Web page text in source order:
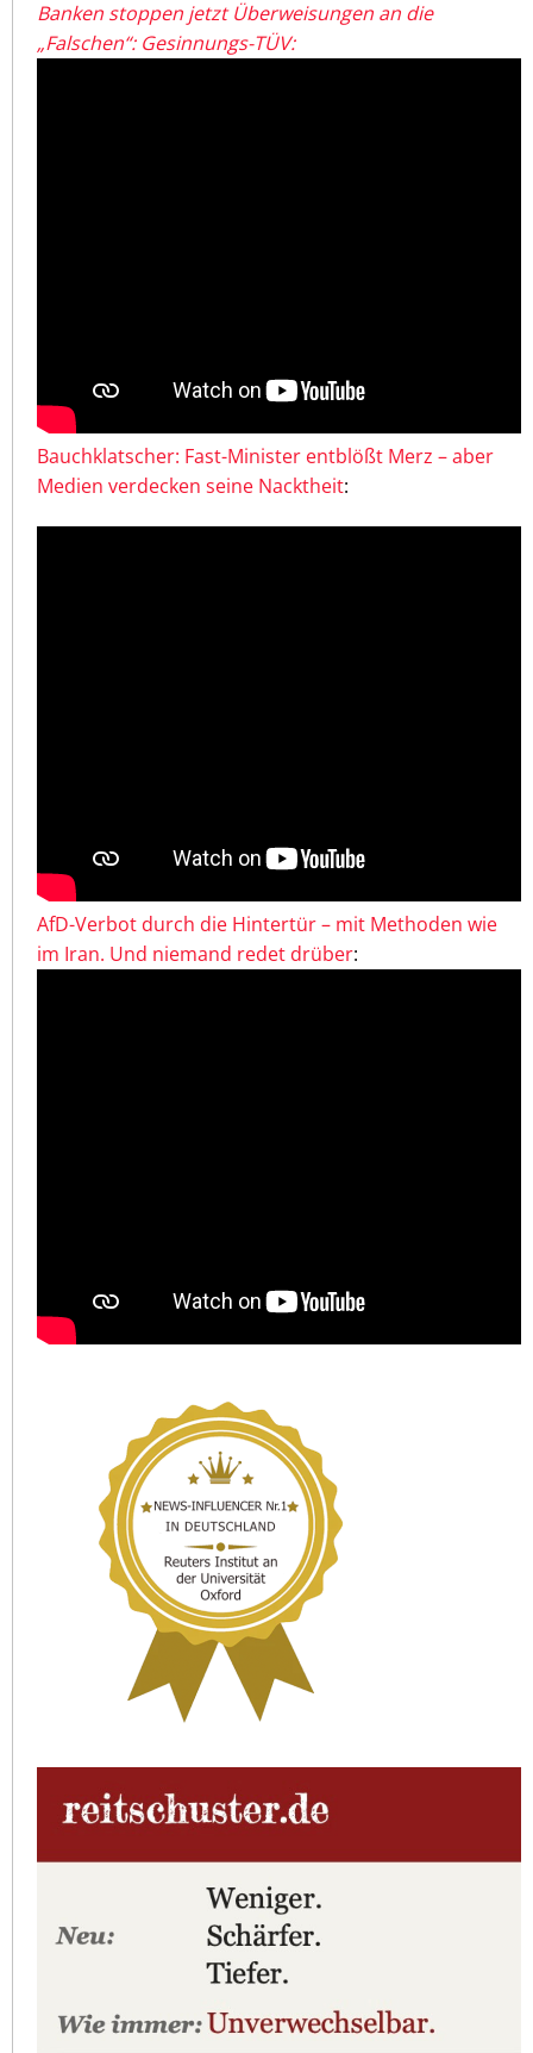
Banken stoppen jetzt Überweisungen an die
„Falschen“: Gesinnungs-TÜV:
Bauchklatscher: Fast-Minister entblößt Merz – aber
Medien verdecken seine Nacktheit:
AfD-Verbot durch die Hintertür – mit Methoden wie
im Iran. Und niemand redet drüber: